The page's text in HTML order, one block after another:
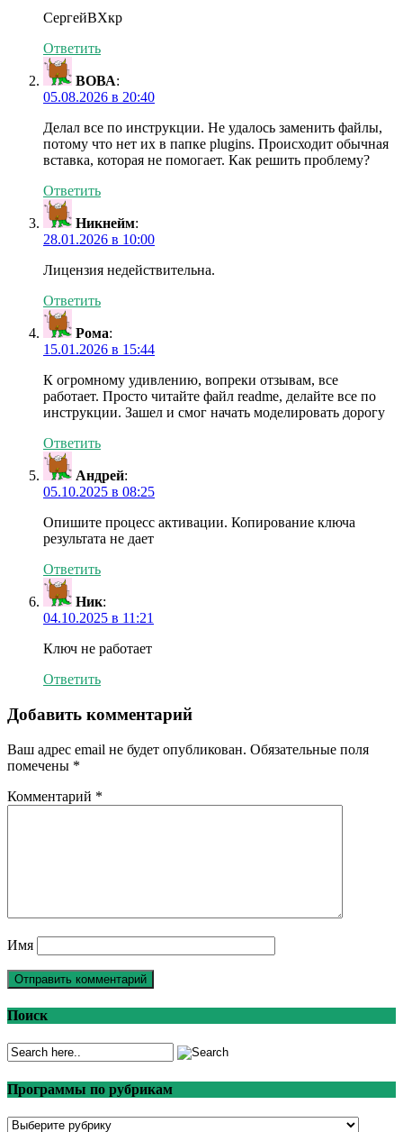
СергейВХкр
Ответить
ВОВА:
05.08.2026 в 20:40
Делал все по инструкции. Не удалось заменить файлы,
потому что нет их в папке plugins. Происходит обычная
вставка, которая не помогает. Как решить проблему?
Ответить
Никнейм:
28.01.2026 в 10:00
Лицензия недействительна.
Ответить
Рома:
15.01.2026 в 15:44
К огромному удивлению, вопреки отзывам, все
работает. Просто читайте файл readme, делайте все по
инструкции. Зашел и смог начать моделировать дорогу
Ответить
Андрей:
05.10.2025 в 08:25
Опишите процесс активации. Копирование ключа
результата не дает
Ответить
Ник:
04.10.2025 в 11:21
Ключ не работает
Ответить
Добавить комментарий
Ваш адрес email не будет опубликован. Обязательные поля
помечены *
Комментарий *
Имя
Поиск
Программы по рубрикам
Программы